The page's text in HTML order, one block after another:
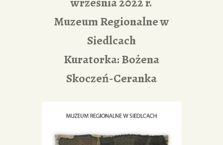
Muzeum Regionalne w
Siedlcach
Kuratorka: Bożena
Skoczeń-Ceranka